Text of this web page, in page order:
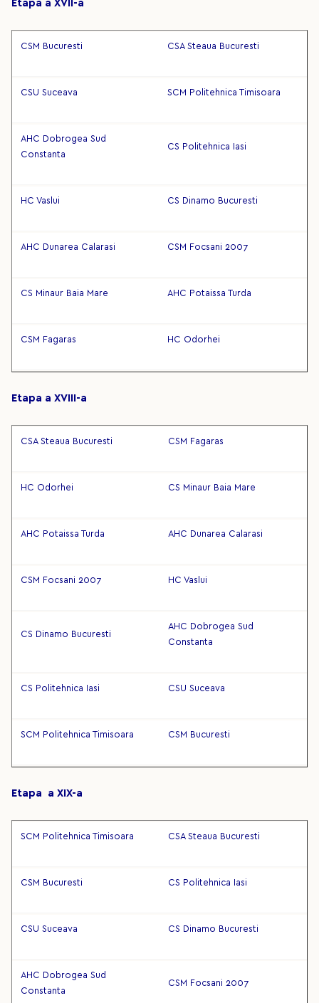
Etapa a XVII-a
CSM Bucuresti CSA Steaua Bucuresti
CSU Suceava SCM Politehnica Timisoara
AHC Dobrogea Sud
Constanta
CS Politehnica Iasi
HC Vaslui CS Dinamo Bucuresti
AHC Dunarea Calarasi CSM Focsani 2007
CS Minaur Baia Mare AHC Potaissa Turda
CSM Fagaras HC Odorhei
Etapa a XVIII-a
CSA Steaua Bucuresti CSM Fagaras
HC Odorhei CS Minaur Baia Mare
AHC Potaissa Turda AHC Dunarea Calarasi
CSM Focsani 2007 HC Vaslui
CS Dinamo Bucuresti
AHC Dobrogea Sud
Constanta
CS Politehnica Iasi CSU Suceava
SCM Politehnica Timisoara CSM Bucuresti
Etapa a XIX-a
SCM Politehnica Timisoara CSA Steaua Bucuresti
CSM Bucuresti CS Politehnica Iasi
CSU Suceava CS Dinamo Bucuresti
AHC Dobrogea Sud
Constanta
CSM Focsani 2007